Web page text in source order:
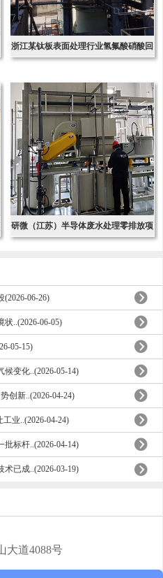
浙江某钛板表面处理行业氢氟酸硝酸回
研微（江苏）半导体废水处理零排放项
06-26)
..(2026-06-05)
05-15)
变化..(2026-05-14)
创新..(2026-04-24)
业..(2026-04-24)
标杆..(2026-04-14)
已成..(2026-03-19)
大道4088号